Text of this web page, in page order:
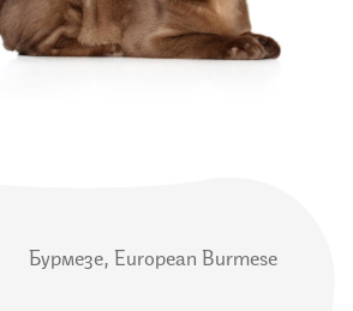
Бурмезе, European Burmese